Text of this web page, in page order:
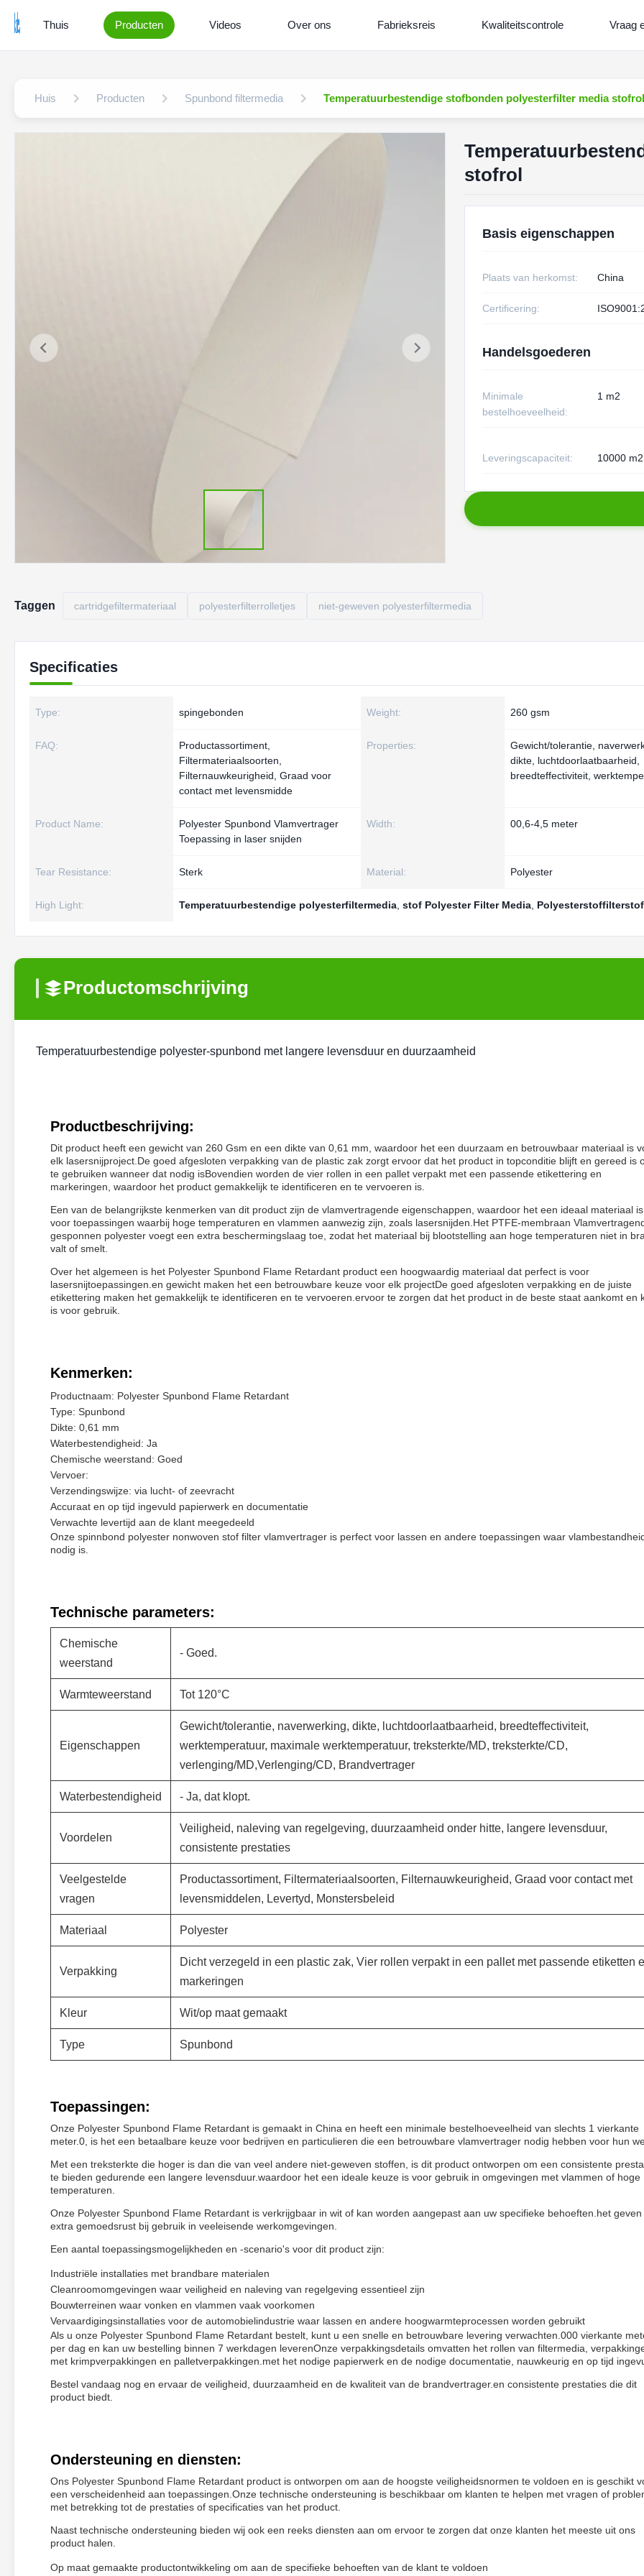
Thuis Producten Videos Over ons Fabrieksreis Kwaliteitscontrole Vraag
Huis Producten Spunbond filtermedia Temperatuurbestendige stofbonden polyesterfilter media stofrol
stofrol
Basis eigenschappen
Plaats van herkomst: China
Certificering:
Handelsgoederen
Minimale
bestelhoeveelheid:
1 m2
Leveringscapaciteit: 10000
Taggen cartridgefiltermateriaal polyesterfilterrolletjes niet-geweven polyesterfiltermedia
Specificaties
Type: spingebonden Weight: 260 gsm
FAQ:
Productassortiment,
Filtermateriaalsoorten,
Filternauwkeurigheid, Graad voor
contact met levensmidde
Properties:
Gewicht/tolerantie,
dikte, luchtdoorlaatbaarheid,
breedteffectiviteit,
Product Name:
Polyester Spunbond Vlamvertrager
Toepassing in laser snijden
Width: 00,6-4,5 meter
Tear Resistance: Sterk Material: Polyester
High Light: Temperatuurbestendige polyesterfiltermedia stof Polyester Filter Media
Productomschrijving
Temperatuurbestendige polyester-spunbond met langere levensduur en duurzaamheid
Productbeschrijving:
Dit product heeft een gewicht van 260 Gsm en een dikte van 0,61 mm, waardoor het een duurzaam en betrouwbaar materiaal is
elk lasersnijproject.De goed afgesloten verpakking van de plastic zak zorgt ervoor dat het product in topconditie blijft en gereed is
te gebruiken wanneer dat nodig isBovendien worden de vier rollen in een pallet verpakt met een passende etikettering en
markeringen, waardoor het product gemakkelijk te identificeren en te vervoeren is.
Een van de belangrijkste kenmerken van dit product zijn de vlamvertragende eigenschappen, waardoor het een ideaal materiaal is
voor toepassingen waarbij hoge temperaturen en vlammen aanwezig zijn, zoals lasersnijden.Het PTFE-membraan
gesponnen polyester voegt een extra beschermingslaag toe, zodat het materiaal bij blootstelling aan hoge temperaturen niet in
valt of smelt.
Over het algemeen is het Polyester Spunbond Flame Retardant product een hoogwaardig materiaal dat perfect is voor
lasersnijtoepassingen.en gewicht maken het een betrouwbare keuze voor elk projectDe goed afgesloten verpakking en de juiste
etikettering maken het gemakkelijk te identificeren en te vervoeren.ervoor te zorgen dat het product in de beste staat aankomt en
is voor gebruik.
Kenmerken:
Productnaam: Polyester Spunbond Flame Retardant
Type: Spunbond
Dikte: 0,61 mm
Waterbestendigheid: Ja
Chemische weerstand: Goed
Vervoer:
Verzendingswijze: via lucht- of zeevracht
Accuraat en op tijd ingevuld papierwerk en documentatie
Verwachte levertijd aan de klant meegedeeld
Onze spinnbond polyester nonwoven stof filter vlamvertrager is perfect voor lassen en andere toepassingen waar
nodig is.
Technische parameters:
Chemische
weerstand
- Goed.
Warmteweerstand Tot 120°C
Eigenschappen
Gewicht/tolerantie, naverwerking, dikte, luchtdoorlaatbaarheid, breedteffectiviteit,
werktemperatuur, maximale werktemperatuur, treksterkte/MD, treksterkte/CD,
verlenging/MD,Verlenging/CD, Brandvertrager
Waterbestendigheid - Ja, dat klopt.
Voordelen
Veiligheid, naleving van regelgeving, duurzaamheid onder hitte, langere levensduur,
consistente prestaties
Veelgestelde
vragen
Productassortiment, Filtermateriaalsoorten, Filternauwkeurigheid, Graad voor contact met
levensmiddelen, Levertyd, Monstersbeleid
Materiaal Polyester
Verpakking
Dicht verzegeld in een plastic zak, Vier rollen verpakt in een pallet met passende etiketten
markeringen
Kleur Wit/op maat gemaakt
Type Spunbond
Toepassingen:
Onze Polyester Spunbond Flame Retardant is gemaakt in China en heeft een minimale bestelhoeveelheid van slechts 1 vierkante
meter.0, is het een betaalbare keuze voor bedrijven en particulieren die een betrouwbare vlamvertrager nodig hebben voor hun
Met een treksterkte die hoger is dan die van veel andere niet-geweven stoffen, is dit product ontworpen om een consistente
te bieden gedurende een langere levensduur.waardoor het een ideale keuze is voor gebruik in omgevingen met vlammen of hoge
temperaturen.
Onze Polyester Spunbond Flame Retardant is verkrijgbaar in wit of kan worden aangepast aan uw specifieke behoeften.het geven
extra gemoedsrust bij gebruik in veeleisende werkomgevingen.
Een aantal toepassingsmogelijkheden en -scenario's voor dit product zijn:
Industriële installaties met brandbare materialen
Cleanroomomgevingen waar veiligheid en naleving van regelgeving essentieel zijn
Bouwterreinen waar vonken en vlammen vaak voorkomen
Vervaardigingsinstallaties voor de automobielindustrie waar lassen en andere hoogwarmteprocessen worden gebruikt
Als u onze Polyester Spunbond Flame Retardant bestelt, kunt u een snelle en betrouwbare levering verwachten.000 vierkante
per dag en kan uw bestelling binnen 7 werkdagen leverenOnze verpakkingsdetails omvatten het rollen van filtermedia,
met krimpverpakkingen en palletverpakkingen.met het nodige papierwerk en de nodige documentatie, nauwkeurig en op tijd
Bestel vandaag nog en ervaar de veiligheid, duurzaamheid en de kwaliteit van de brandvertrager.en consistente prestaties die dit
product biedt.
Ondersteuning en diensten:
Ons Polyester Spunbond Flame Retardant product is ontworpen om aan de hoogste veiligheidsnormen te voldoen en is geschikt
een verscheidenheid aan toepassingen.Onze technische ondersteuning is beschikbaar om klanten te helpen met vragen of
met betrekking tot de prestaties of specificaties van het product.
Naast technische ondersteuning bieden wij ook een reeks diensten aan om ervoor te zorgen dat onze klanten het meeste uit ons
product halen.
Op maat gemaakte productontwikkeling om aan de specifieke behoeften van de klant te voldoen